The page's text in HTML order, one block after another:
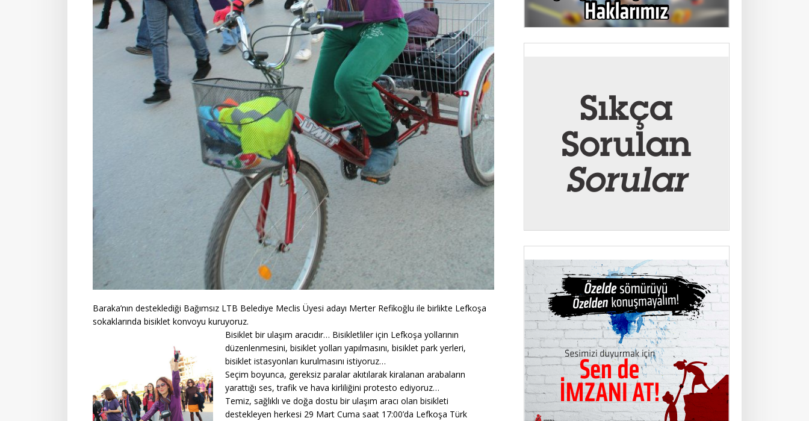
Baraka’nın desteklediği Bağımsız LTB Belediye Meclis Üyesi adayı Merter Refikoğlu ile birlikte Lefkoşa
sokaklarında bisiklet konvoyu kuruyoruz.
Bisiklet bir ulaşım aracıdır… Bisikletliler için Lefkoşa yollarının
düzenlenmesini, bisiklet yolları yapılmasını, bisiklet park yerleri,
bisiklet istasyonları kurulmasını istiyoruz…
Seçim boyunca, gereksiz paralar akıtılarak kiralanan arabaların
yarattığı ses, trafik ve hava kirliliğini protesto ediyoruz…
Temiz, sağlıklı ve doğa dostu bir ulaşım aracı olan bisikleti
destekleyen herkesi 29 Mart Cuma saat 17:00’da Lefkoşa Türk